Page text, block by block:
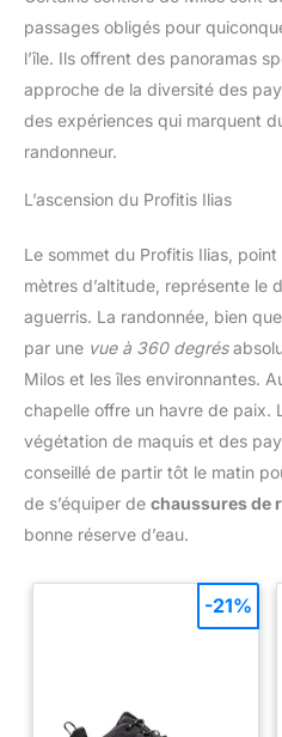
passages obligés pour
l’île. Ils offrent des panoramas
approche de la diversité des
des expériences qui marquent
randonneur.
L’ascension du Profitis Ilias
Le sommet du Profitis Ilias, point
mètres d’altitude, représente le
aguerris. La randonnée, bien
par une vue à 360 degrés
Milos et les îles environnantes.
chapelle offre un havre de paix.
végétation de maquis et des
conseillé de partir tôt le matin
de s’équiper de chaussures de
bonne réserve d’eau.
-21%